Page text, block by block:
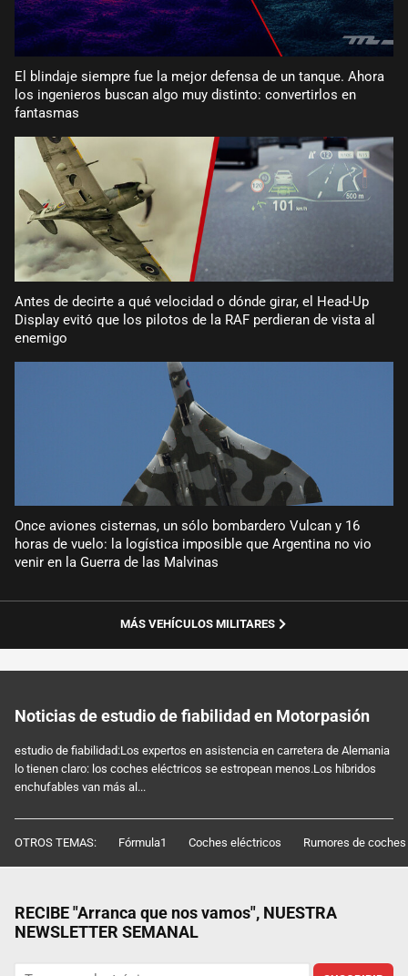
El blindaje siempre fue la mejor defensa de un tanque. Ahora
los ingenieros buscan algo muy distinto: convertirlos en
fantasmas
Antes de decirte a qué velocidad o dónde girar, el Head-Up
Display evitó que los pilotos de la RAF perdieran de vista al
enemigo
Once aviones cisternas, un sólo bombardero Vulcan y 16
horas de vuelo: la logística imposible que Argentina no vio
venir en la Guerra de las Malvinas
MÁS VEHÍCULOS MILITARES
Noticias de estudio de fiabilidad en Motorpasión
estudio de fiabilidad:Los expertos en asistencia en carretera de Alemania
lo tienen claro: los coches eléctricos se estropean menos.Los híbridos
enchufables van más al...
OTROS TEMAS: Fórmula1 Coches eléctricos Rumores de coches
RECIBE "Arranca que nos vamos", NUESTRA
NEWSLETTER SEMANAL